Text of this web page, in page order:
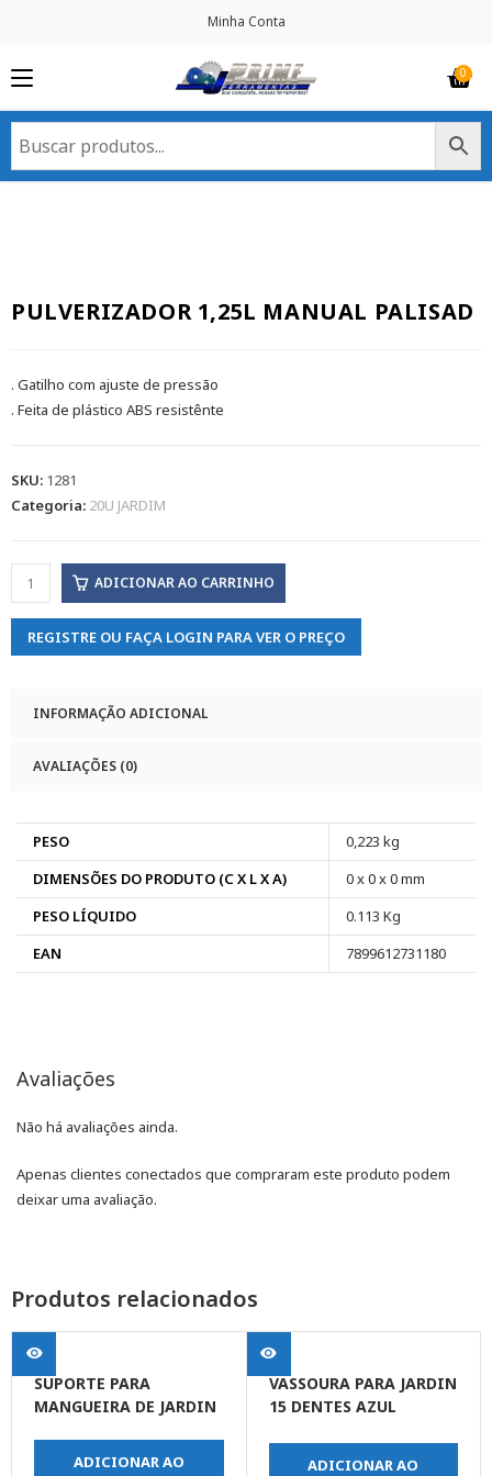
Minha Conta
PULVERIZADOR 1,25L MANUAL PALISAD
. Gatilho com ajuste de pressão
. Feita de plástico ABS resistênte
SKU: 1281
Categoria: 20U JARDIM
ADICIONAR AO CARRINHO
REGISTRE OU FAÇA LOGIN PARA VER O PREÇO
INFORMAÇÃO ADICIONAL
AVALIAÇÕES (0)
PESO
0,223 kg
DIMENSÕES DO PRODUTO (C X L X A)
0 x 0 x 0 mm
PESO LÍQUIDO
0.113 Kg
EAN
7899612731180
Avaliações
Não há avaliações ainda.
Apenas clientes conectados que compraram este produto podem
deixar uma avaliação.
Produtos relacionados
SUPORTE PARA
MANGUEIRA DE JARDIN
ADICIONAR AO
VASSOURA PARA JARDIN
15 DENTES AZUL
ADICIONAR AO